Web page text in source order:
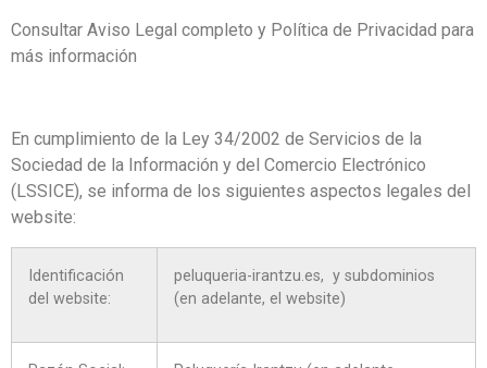
Consultar Aviso Legal completo y Política de Privacidad para
más información
En cumplimiento de la Ley 34/2002 de Servicios de la
Sociedad de la Información y del Comercio Electrónico
(LSSICE), se informa de los siguientes aspectos legales del
website:
Identificación
del website:
peluqueria-irantzu.es, y subdominios
(en adelante, el website)